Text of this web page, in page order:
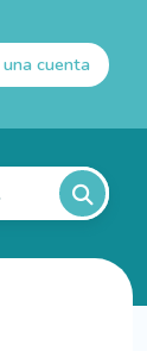
una cuenta